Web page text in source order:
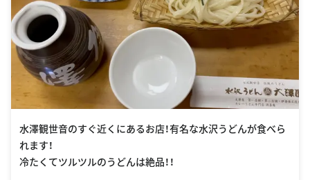
水澤観世音のすぐ近くにあるお店！有名な水沢うどんが食べら
れます！
冷たくてツルツルのうどんは絶品！！